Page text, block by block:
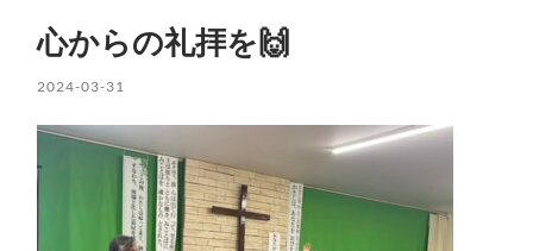
心からの礼拝を🙌
2024-03-31